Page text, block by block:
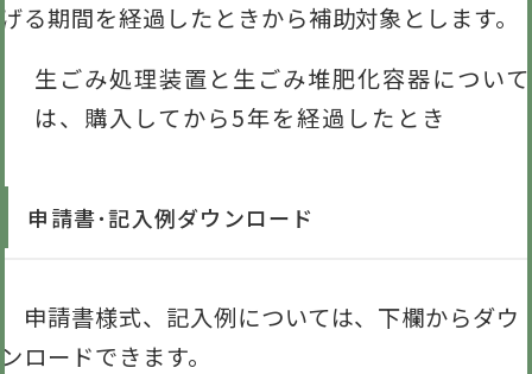
げる期間を経過したときから補助対象とします。
生ごみ処理装置と生ごみ堆肥化容器について
は、購入してから5年を経過したとき
申請書･記入例ダウンロード
申請書様式、記入例については、下欄からダウ
ンロードできます。